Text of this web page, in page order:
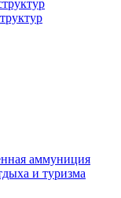
аммуниция
и туризма